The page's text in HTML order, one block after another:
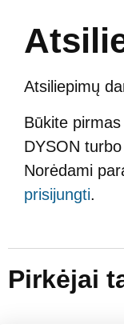
Atsiliepimų
Būkite
DYSON
Norėdami
prisijungti.
Pirkėjai